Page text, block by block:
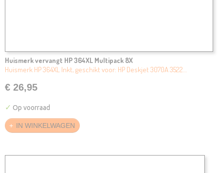
Huismerk vervangt HP 364XL Multipack 8X
Huismerk HP 364XL Inkt, geschikt voor: HP Deskjet 3070A 3522…
€ 26,95
✓ Op voorraad
IN WINKELWAGEN